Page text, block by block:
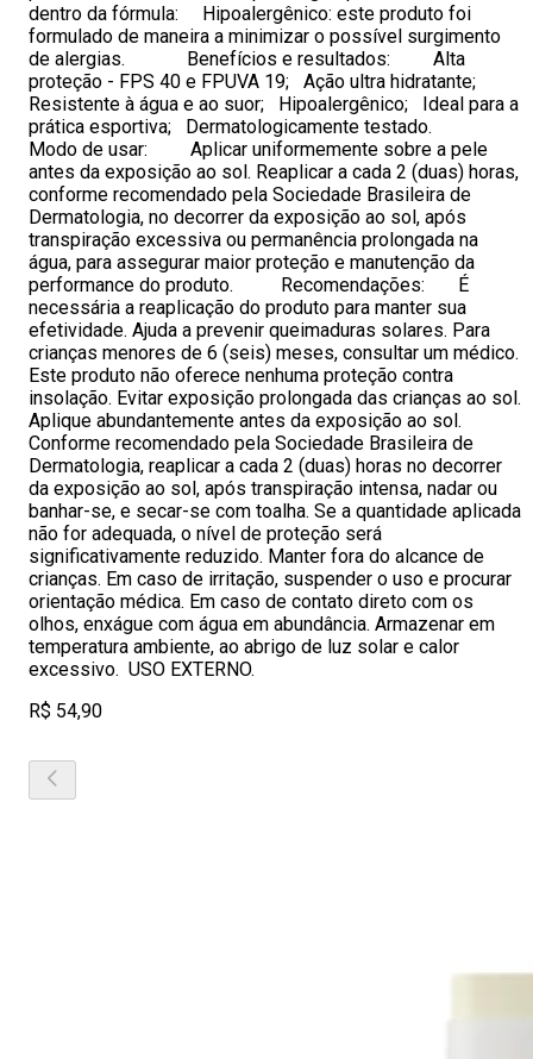
dentro da fórmula: Hipoalergênico: este produto foi
formulado de maneira a minimizar o possível surgimento
de alergias. Benefícios e resultados: Alta
proteção - FPS 40 e FPUVA 19; Ação ultra hidratante;
Resistente à água e ao suor; Hipoalergênico; Ideal para a
prática esportiva; Dermatologicamente testado.
Modo de usar: Aplicar uniformemente sobre a pele
antes da exposição ao sol. Reaplicar a cada 2 (duas) horas,
conforme recomendado pela Sociedade Brasileira de
Dermatologia, no decorrer da exposição ao sol, após
transpiração excessiva ou permanência prolongada na
água, para assegurar maior proteção e manutenção da
performance do produto. Recomendações: É
necessária a reaplicação do produto para manter sua
efetividade. Ajuda a prevenir queimaduras solares. Para
crianças menores de 6 (seis) meses, consultar um médico.
Este produto não oferece nenhuma proteção contra
insolação. Evitar exposição prolongada das crianças ao sol.
Aplique abundantemente antes da exposição ao sol.
Conforme recomendado pela Sociedade Brasileira de
Dermatologia, reaplicar a cada 2 (duas) horas no decorrer
da exposição ao sol, após transpiração intensa, nadar ou
banhar-se, e secar-se com toalha. Se a quantidade aplicada
não for adequada, o nível de proteção será
significativamente reduzido. Manter fora do alcance de
crianças. Em caso de irritação, suspender o uso e procurar
orientação médica. Em caso de contato direto com os
olhos, enxágue com água em abundância. Armazenar em
temperatura ambiente, ao abrigo de luz solar e calor
excessivo. USO EXTERNO.
R$ 54,90